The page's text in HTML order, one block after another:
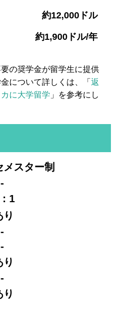
約12,000ドル
約1,900ドル/年
の奨学金が留学生に提供
について詳しくは、「返
に大学留学 」を参考にし
メスター制
1
り
り
り